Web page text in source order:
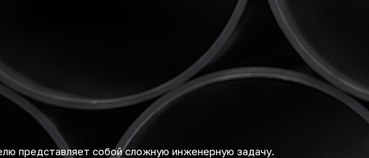
представляет собой сложную инженерную задачу.